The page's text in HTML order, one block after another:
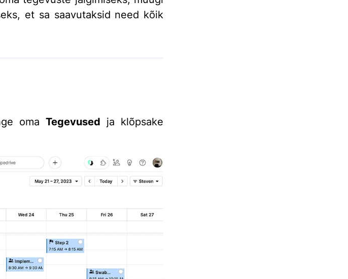
et sa saavutaksid need kõik
oma Tegevused ja klõpsake